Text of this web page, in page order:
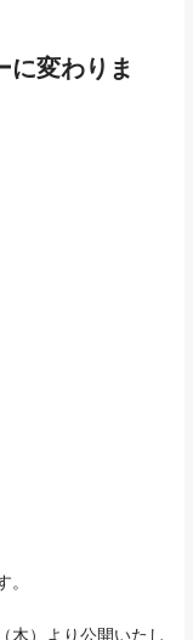
に変わりま
木）より公開いたし